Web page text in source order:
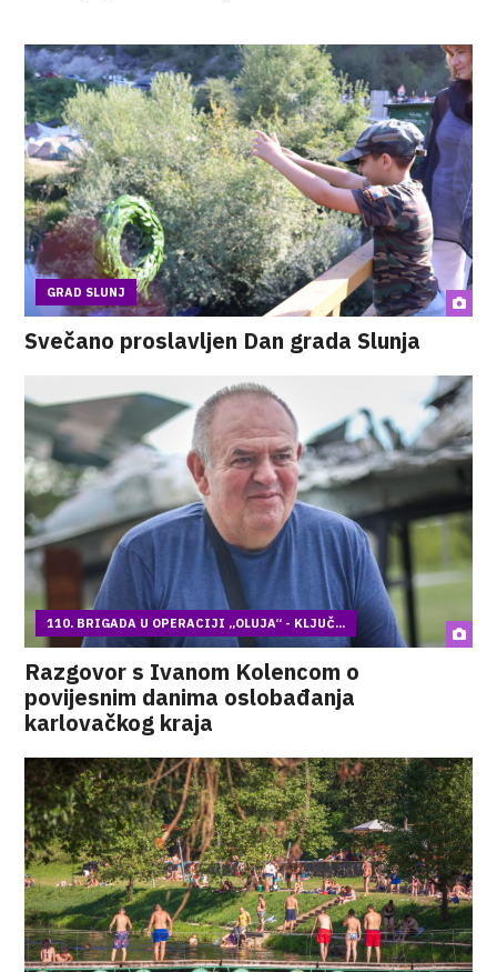
GRAD SLUNJ
Svečano proslavljen Dan grada Slunja
110. BRIGADA U OPERACIJI „OLUJA“ - KLJUČ...
Razgovor s Ivanom Kolencom o
povijesnim danima oslobađanja
karlovačkog kraja